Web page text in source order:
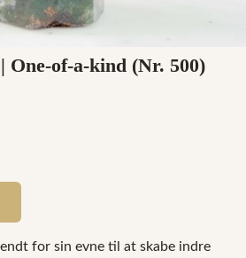
One-of-a-kind (Nr. 500)
for sin evne til at skabe indre